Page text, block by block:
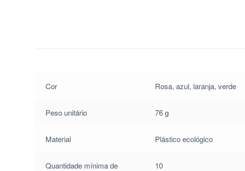
Cor Rosa, azul, laranja, verde
Peso unitário 76 g
Material Plástico ecológico
Quantidade mínima de
10